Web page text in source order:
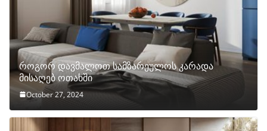
როგორ დავმალოთ სამზარეულოს კარადა
მისაღებ ოთახში
October 27, 2024